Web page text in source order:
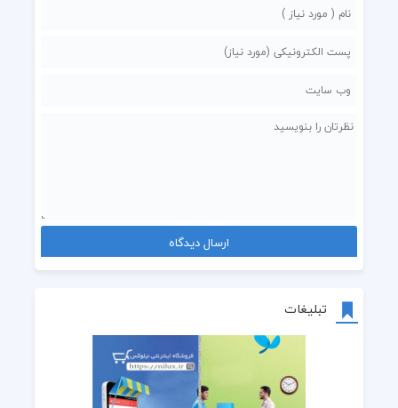
تبلیغات